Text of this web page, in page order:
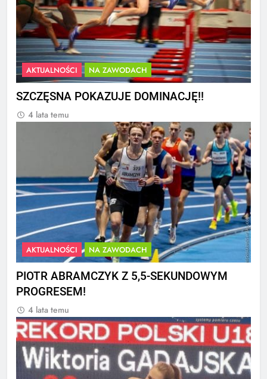
AKTUALNOŚCI NA ZAWODACH
SZCZĘSNA POKAZUJE DOMINACJĘ!!
4 lata temu
AKTUALNOŚCI NA ZAWODACH
PIOTR ABRAMCZYK Z 5,5-SEKUNDOWYM
PROGRESEM!
4 lata temu